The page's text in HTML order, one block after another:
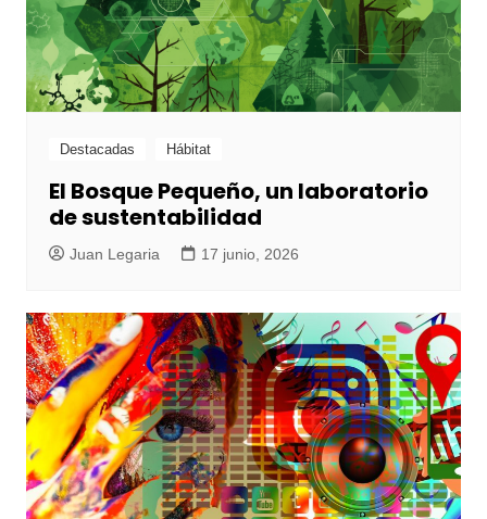
Destacadas Hábitat
El Bosque Pequeño, un laboratorio
de sustentabilidad
Juan Legaria 17 junio, 2026